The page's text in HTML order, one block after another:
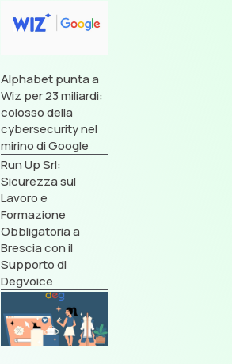
Alphabet punta a
Wiz per 23 miliardi:
colosso della
cybersecurity nel
mirino di Google
Run Up Srl:
Sicurezza sul
Lavoro e
Formazione
Obbligatoria a
Brescia con il
Supporto di
Degvoice